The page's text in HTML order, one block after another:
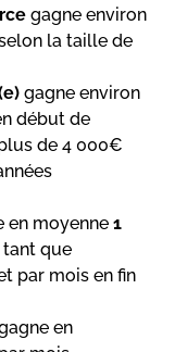
gagne environ
la taille de
gagne environ
début de
de 4 000€
en moyenne 1
tant que
par mois en fin
en